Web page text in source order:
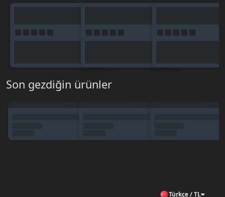
Son gezdiğin ürünler
Türkçe / TL